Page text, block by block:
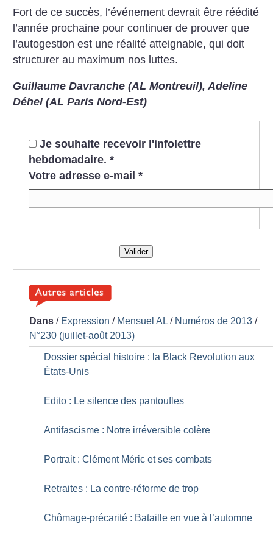
Fort de ce succès, l’événement devrait être réédité
l’année prochaine pour continuer de prouver que
l’autogestion est une réalité atteignable, qui doit
structurer au maximum nos luttes.
Guillaume Davranche (AL Montreuil), Adeline
Déhel (AL Paris Nord-Est)
Je souhaite recevoir l'infolettre
hebdomadaire. *
Votre adresse e-mail *
Valider
Dans / Expression / Mensuel AL / Numéros de 2013 /
N°230 (juillet-août 2013)
Dossier spécial histoire : la Black Revolution aux
États-Unis
Edito : Le silence des pantoufles
Antifascisme : Notre irréversible colère
Portrait : Clément Méric et ses combats
Retraites : La contre-réforme de trop
Chômage-précarité : Bataille en vue à l’automne